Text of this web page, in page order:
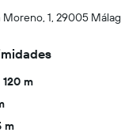
1, 29005
120 m
m